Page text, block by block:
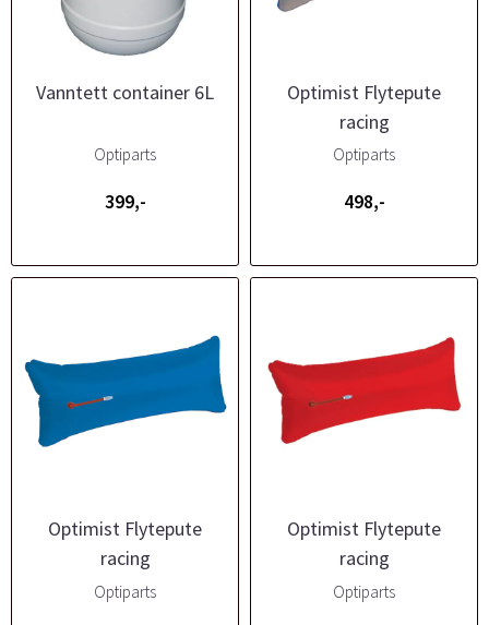
Vanntett container 6L
Optiparts
399,-
Optimist Flytepute
racing
Optiparts
498,-
Optimist Flytepute
racing
Optiparts
Optimist Flytepute
racing
Optiparts